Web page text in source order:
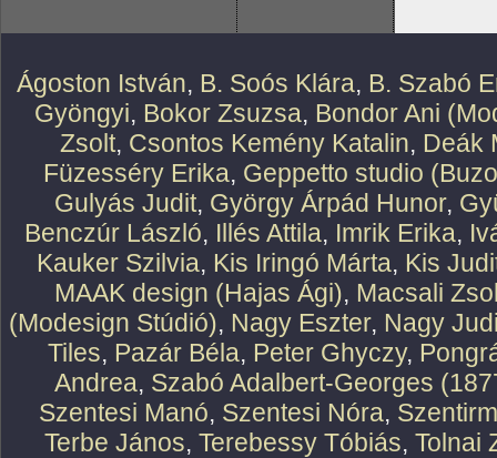
Ágoston István, B. Soós Klára, B. Szabó
Gyöngyi, Bokor Zsuzsa, Bondor Ani
Zsolt, Csontos Kemény Katalin, Deák
Füzesséry Erika, Geppetto studio
Gulyás Judit, György Árpád Hunor,
Benczúr László, Illés Attila, Imrik Erika,
Kauker Szilvia, Kis Iringó Márta, Kis
MAAK design (Hajas Ági), Macsali
(Modesign Stúdió), Nagy Eszter, Nagy
Tiles, Pazár Béla, Peter Ghyczy,
Andrea, Szabó Adalbert-Georges
Szentesi Manó, Szentesi Nóra,
Terbe János, Terebessy Tóbiás, Tolnai